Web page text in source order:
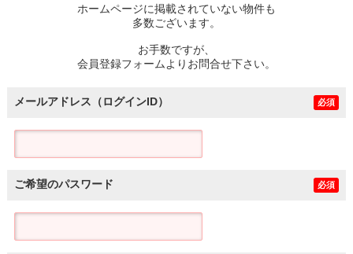
ホームページに掲載されていない物件も
多数ございます。
お手数ですが、
会員登録フォームよりお問合せ下さい。
メールアドレス（ログインID） 必須
ご希望のパスワード 必須